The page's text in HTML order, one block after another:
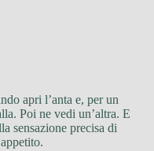
apri l’anta e, per un
Poi ne vedi un’altra. E
sensazione precisa di